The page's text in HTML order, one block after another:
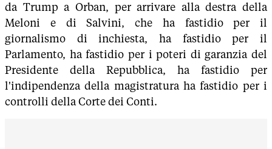
da Trump a Orban, per arrivare alla destra della
Meloni e di Salvini, che ha fastidio per il
giornalismo di inchiesta, ha fastidio per il
Parlamento, ha fastidio per i poteri di garanzia del
Presidente della Repubblica, ha fastidio per
l'indipendenza della magistratura ha fastidio per i
controlli della Corte dei Conti.